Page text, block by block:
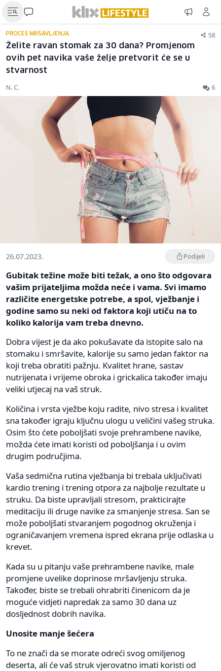
PROCES MRŠAVLJENJA 58
Želite ravan stomak za 30 dana? Promjenom
ovih pet navika vaše želje pretvorit će se u
stvarnost
N. C. 6
26.07.2023. Podijeli
Gubitak težine može biti težak, a ono što odgovara
vašim prijateljima možda neće i vama. Svi imamo
različite energetske potrebe, a spol, vježbanje i
godine samo su neki od faktora koji utiču na to
koliko kalorija vam treba dnevno.
Dobra vijest je da ako pokušavate da istopite salo na
stomaku i smršavite, kalorije su samo jedan faktor na
koji treba obratiti pažnju. Kvalitet hrane, sastav
nutrijenata i vrijeme obroka i grickalica također imaju
veliki utjecaj na vaš struk.
Količina i vrsta vježbe koju radite, nivo stresa i kvalitet
sna također igraju ključnu ulogu u veličini vašeg struka.
Osim što ćete poboljšati svoje prehrambene navike,
možda ćete imati koristi od poboljšanja i u ovim
drugim područjima.
Vaša sedmična rutina vježbanja bi trebala uključivati ​​
kardio trening i trening otpora za najbolje rezultate u
struku. Da biste upravljali stresom, prakticirajte
meditaciju ili druge navike za smanjenje stresa. San se
može poboljšati stvaranjem pogodnog okruženja i
ograničavanjem vremena ispred ekrana prije odlaska u
krevet.
Kada su u pitanju vaše prehrambene navike, male
promjene uvelike doprinose mršavljenju struka.
Također, biste se trebali ohrabriti činenicom da je
moguće vidjeti napredak za samo 30 dana uz
dosljednost dobrih navika.
Unosite manje šećera
To ne znači da se morate odreći svog omiljenog
deserta, ali će vaš struk vjerovatno imati koristi od